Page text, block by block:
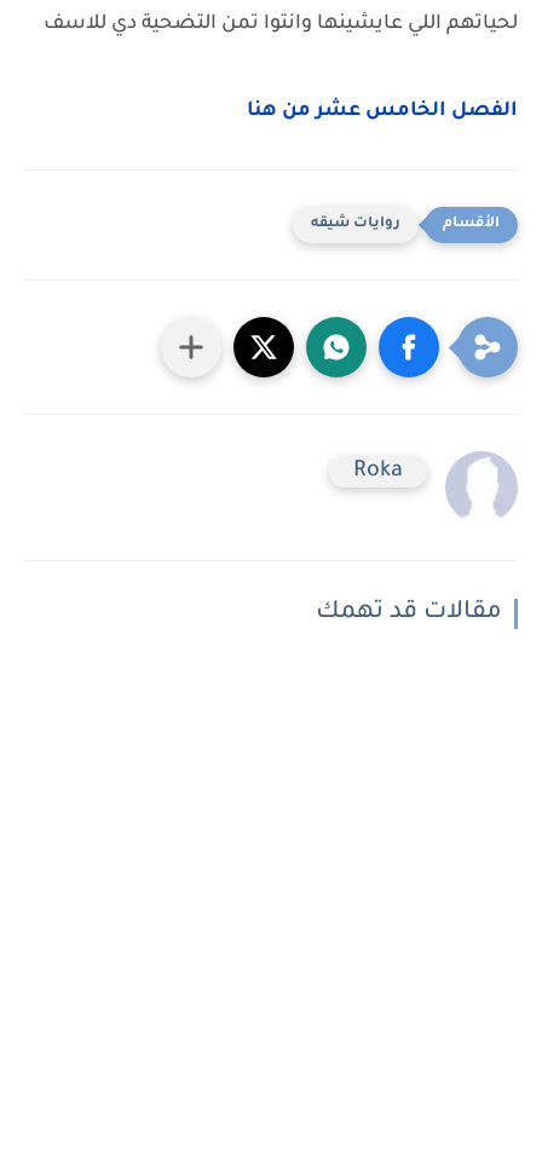
لحياتهم اللي عايشينها وانتوا تمن التضحية دي للاسف
الفصل الخامس عشر من هنا
روايات شيقه
Roka
مقالات قد تهمك